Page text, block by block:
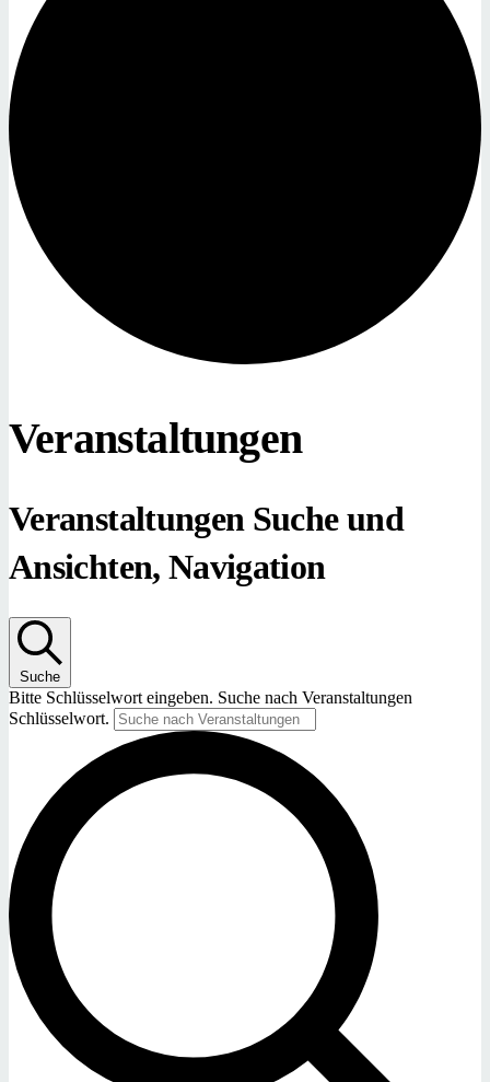
Veranstaltungen
Veranstaltungen Suche und
Ansichten, Navigation
Suche
Bitte Schlüsselwort eingeben. Suche nach Veranstaltungen
Schlüsselwort.